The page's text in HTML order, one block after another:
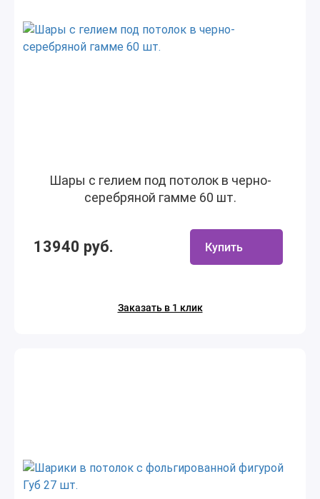
Шары с гелием под потолок в черно-
серебряной гамме 60 шт.
13940 руб. Купить
Заказать в 1 клик